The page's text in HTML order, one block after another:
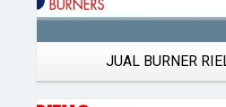
JUAL BURNER